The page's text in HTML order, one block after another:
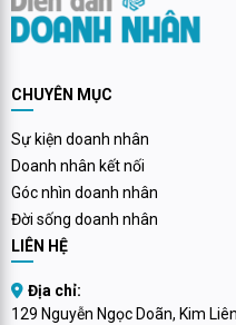
CHUYÊN MỤC
Sự kiện doanh nhân
Doanh nhân kết nối
Góc nhìn doanh nhân
Đời sống doanh nhân
LIÊN HỆ
Địa chỉ:
129 Nguyễn Ngọc Doãn, Kim